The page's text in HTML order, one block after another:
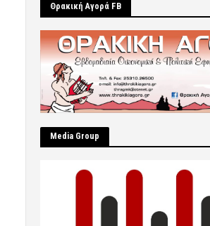
Θρακική Αγορά FB
Μedia Group